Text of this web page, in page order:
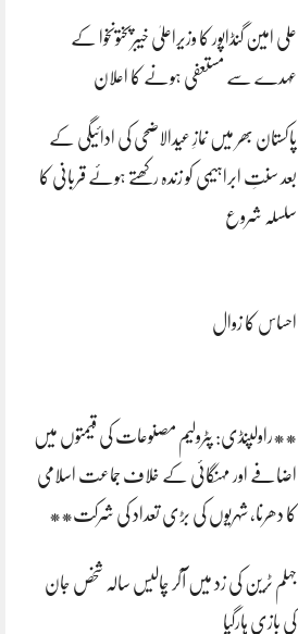
علی امین گنڈاپور کا وزیراعلیٰ خیبرپختونخوا کے
عہدے سے مستعفی ہونے کا اعلان
پاکستان بھر میں نمازِ عیدالاضحی کی ادائیگی کے
بعد سنتِ ابراہیمی کو زندہ رکھتے ہوئے قربانی کا
سلسلہ شروع
احساس کا زوال
**راولپنڈی: پٹرولیم مصنوعات کی قیمتوں میں
اضافے اور مہنگائی کے خلاف جماعت اسلامی
کا دھرنا، شہریوں کی بڑی تعداد کی شرکت**
جہلم ٹرین کی زد میں آکر چالیس سالہ شخص جان
کی بازی ہارگیا